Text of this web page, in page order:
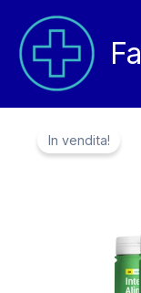
contenuto
In vendita!